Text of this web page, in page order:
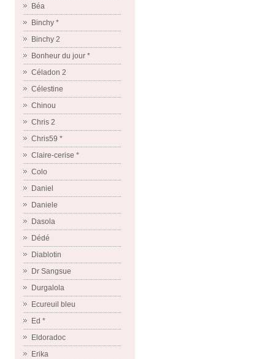
Béa
Binchy *
Binchy 2
Bonheur du jour *
Céladon 2
Célestine
Chinou
Chris 2
Chris59 *
Claire-cerise *
Colo
Daniel
Daniele
Dasola
Dédé
Diablotin
Dr Sangsue
Durgalola
Ecureuil bleu
Ed *
Eldoradoc
Erika